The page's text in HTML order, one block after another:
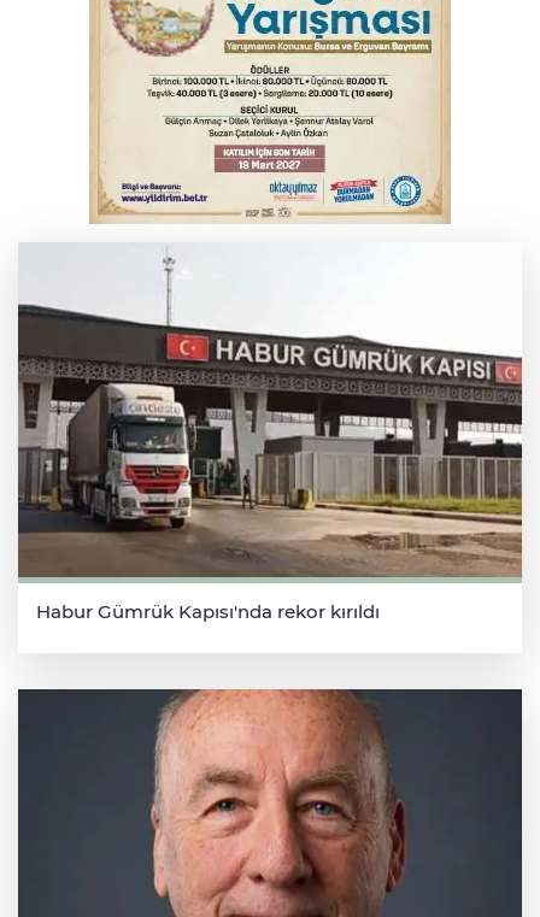
Elektrik akımına kapılan işçi hayatını
kaybetti
Arabesk müziğin acı kaybı! Cansever
sevenlerini yasa boğdu
Babasını ziyarete giderken kazada
hayatını kaybetti
Habur Gümrük Kapısı'nda rekor kırıldı